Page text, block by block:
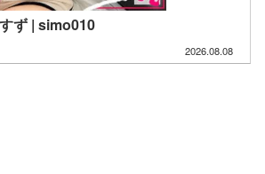
ず | simo010
2026.08.08